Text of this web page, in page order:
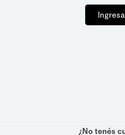
¿No tenés